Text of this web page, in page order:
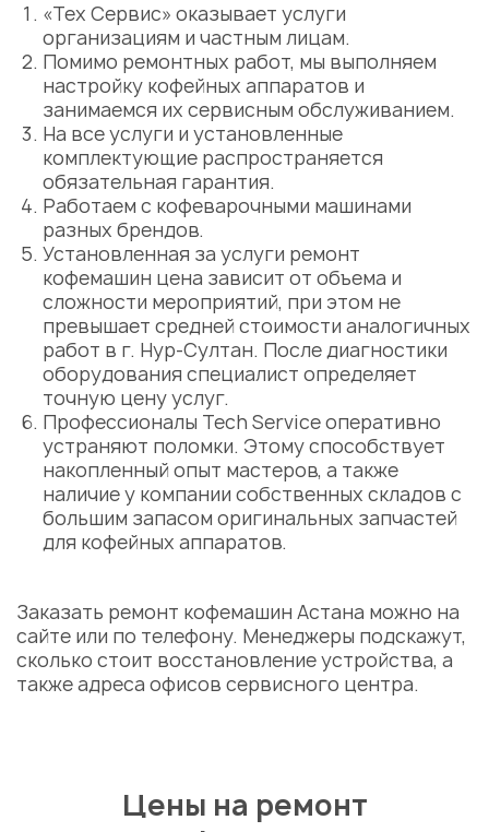
«Тех Сервис» оказывает услуги
организациям и частным лицам.
Помимо ремонтных работ, мы выполняем
настройку кофейных аппаратов и
занимаемся их сервисным обслуживанием.
На все услуги и установленные
комплектующие распространяется
обязательная гарантия.
Работаем с кофеварочными машинами
разных брендов.
Установленная за услуги ремонт
кофемашин цена зависит от объема и
сложности мероприятий, при этом не
превышает средней стоимости аналогичных
работ в г. Нур-Султан. После диагностики
оборудования специалист определяет
точную цену услуг.
Профессионалы Tech Service оперативно
устраняют поломки. Этому способствует
накопленный опыт мастеров, а также
наличие у компании собственных складов с
большим запасом оригинальных запчастей
для кофейных аппаратов.
Заказать ремонт кофемашин Астана можно на
сайте или по телефону. Менеджеры подскажут,
сколько стоит восстановление устройства, а
также адреса офисов сервисного центра.
Цены на ремонт